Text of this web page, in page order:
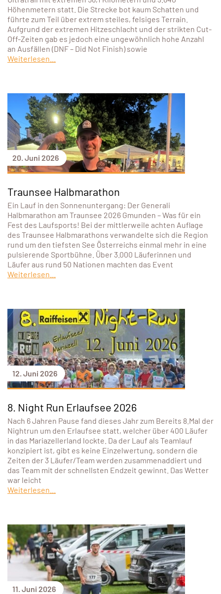
Höhenmetern statt. Die Strecke bot kaum Schatten und
führte zum Teil über extrem steiles, felsiges Terrain.
Aufgrund der extremen Hitzeschlacht und der strikten Cut-
Off-Zeiten gab es jedoch eine ungewöhnlich hohe Anzahl
an Ausfällen (DNF – Did Not Finish) sowie
Weiterlesen...
20. Juni 2026
Traunsee Halbmarathon
Ein Lauf in den Sonnenuntergang: Der Generali
Halbmarathon am Traunsee 2026 Gmunden – Was für ein
Fest des Laufsports! Bei der mittlerweile achten Auflage
des Traunsee Halbmarathons verwandelte sich die Region
rund um den tiefsten See Österreichs einmal mehr in eine
pulsierende Sportbühne. Über 3.000 Läuferinnen und
Läufer aus rund 50 Nationen machten das Event
Weiterlesen...
12. Juni 2026
8. Night Run Erlaufsee 2026
Nach 6 Jahren Pause fand dieses Jahr zum Bereits 8.Mal der
Nightrun um den Erlaufsee statt, welcher über 400 Läufer
in das Mariazellerland lockte. Da der Lauf als Teamlauf
konzipiert ist, gibt es keine Einzelwertung, sondern die
Zeiten der 3 Läufer/Team werden zusammenaddiert und
das Team mit der schnellsten Endzeit gewinnt. Das Wetter
war leicht
Weiterlesen...
11. Juni 2026